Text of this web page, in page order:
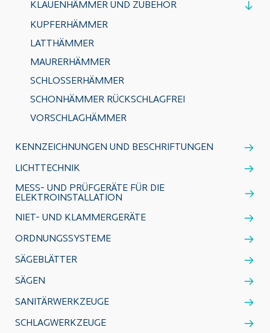
KLAUENHÄMMER UND ZUBEHÖR
KUPFERHÄMMER
LATTHÄMMER
MAURERHÄMMER
SCHLOSSERHÄMMER
SCHONHÄMMER RÜCKSCHLAGFREI
VORSCHLAGHÄMMER
KENNZEICHNUNGEN UND BESCHRIFTUNGEN
LICHTTECHNIK
MESS- UND PRÜFGERÄTE FÜR DIE
ELEKTROINSTALLATION
NIET- UND KLAMMERGERÄTE
ORDNUNGSSYSTEME
SÄGEBLÄTTER
SÄGEN
SANITÄRWERKZEUGE
SCHLAGWERKZEUGE